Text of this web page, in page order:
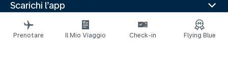
Scarichi l’app
Siti web correlati
Guide di viaggio
Prenotare Il Mio Viaggio Check-in Flying Blue